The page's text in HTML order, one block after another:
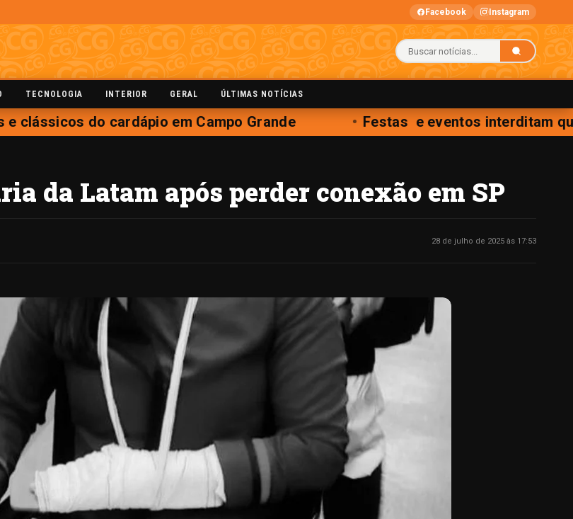
Facebook Instagram
TECNOLOGIA INTERIOR GERAL ÚLTIMAS NOTÍCIAS
do cardápio em Campo Grande Festas e eventos interditam
da Latam após perder conexão em SP
28 de julho de 2025 às 17:53